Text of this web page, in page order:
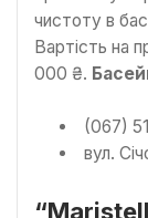
чистоту в
Вартість на
000 ₴.
(067)
вул.